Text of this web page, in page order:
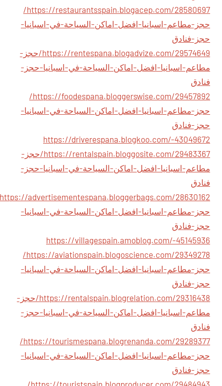
https://restaurantsspain.blogacep.com/28580697/
حجز-مطاعم-اسبانيا-افضل-اماكن-السياحة-في-اسبانيا-
حجز-فنادق
https://rentespana.blogadvize.com/29574649/حجز-
مطاعم-اسبانيا-افضل-اماكن-السياحة-في-اسبانيا-حجز-
فنادق
https://foodespana.bloggerswise.com/29457892/
حجز-مطاعم-اسبانيا-افضل-اماكن-السياحة-في-اسبانيا-
حجز-فنادق
https://driverespana.blogkoo.com/-43049672
https://rentalspain.bloggosite.com/29483367/حجز-
مطاعم-اسبانيا-افضل-اماكن-السياحة-في-اسبانيا-حجز-
فنادق
حجز-مطاعم-اسبانيا-افضل-اماكن-السياحة-في-اسبانيا-
حجز-فنادق
https://villagespain.amoblog.com/-45145936
https://aviationspain.blogoscience.com/29349278/
حجز-مطاعم-اسبانيا-افضل-اماكن-السياحة-في-اسبانيا-
حجز-فنادق
https://rentalspain.blogrelation.com/29316438/حجز-
مطاعم-اسبانيا-افضل-اماكن-السياحة-في-اسبانيا-حجز-
فنادق
https://tourismespana.blogrenanda.com/29289377/
حجز-مطاعم-اسبانيا-افضل-اماكن-السياحة-في-اسبانيا-
حجز-فنادق
https://touristspain.blogproducer.com/29484943/